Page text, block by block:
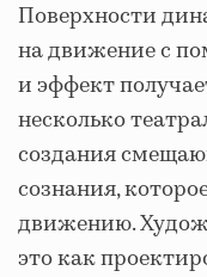
Поверхности
на движение с
и эффект
несколько
создания
сознания,
движению.
это как